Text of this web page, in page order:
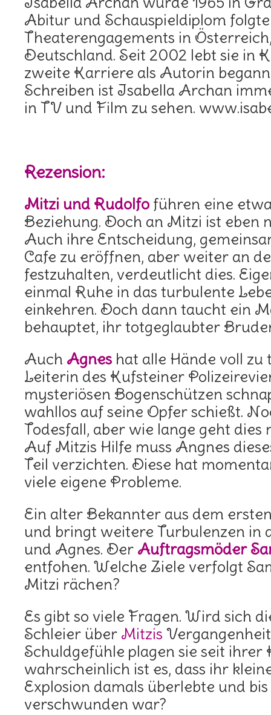
Abitur und Schauspieldiplom
Theaterengagements in
Deutschland. Seit 2002 lebt sie in
zweite Karriere als Autorin
Schreiben ist Isabella Archan
in TV und Film zu sehen.
Rezension:
Mitzi und Rudolfo führen eine
Beziehung. Doch an Mitzi ist eben
Auch ihre Entscheidung,
Cafe zu eröffnen, aber weiter an
festzuhalten, verdeutlicht dies.
einmal Ruhe in das turbulente
einkehren. Doch dann taucht ein
behauptet, ihr totgeglaubter
Auch Agnes hat alle Hände voll zu
Leiterin des Kufsteiner
mysteriösen Bogenschützen
wahllos auf seine Opfer schießt.
Todesfall, aber wie lange geht dies
Auf Mitzis Hilfe muss Angnes
Teil verzichten. Diese hat
viele eigene Probleme.
Ein alter Bekannter aus dem
und bringt weitere Turbulenzen in
und Agnes. Der Auftragsmöder
entfohen. Welche Ziele verfolgt
Mitzi rächen?
Es gibt so viele Fragen. Wird sich
Schleier über Mitzis
Schuldgefühle plagen sie seit ihrer
wahrscheinlich ist es, dass ihr
Explosion damals überlebte und
verschwunden war?